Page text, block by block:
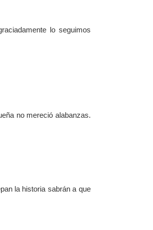
lo seguimos
no mereció alabanzas.
la historia sabrán a que